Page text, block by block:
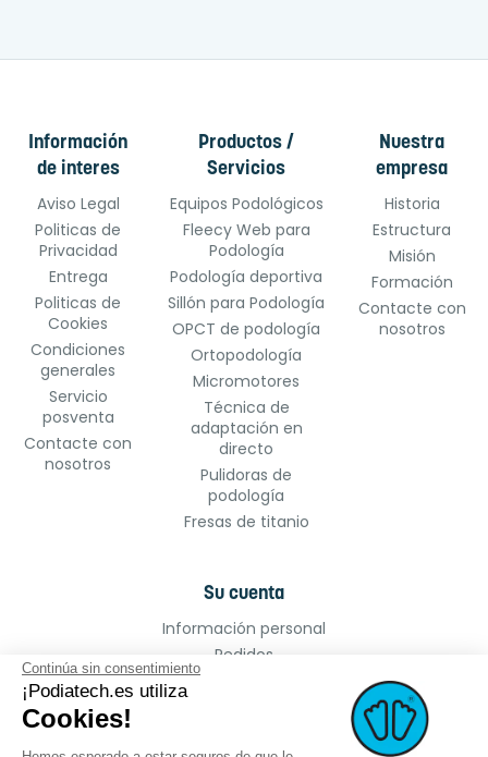
Información
de interes
Aviso Legal
Politicas de
Privacidad
Entrega
Politicas de
Cookies
Condiciones
generales
Servicio
posventa
Contacte con
nosotros
Productos /
Servicios
Equipos Podológicos
Fleecy Web para
Podología
Podología deportiva
Sillón para Podología
OPCT de podología
Ortopodología
Micromotores
Técnica de
adaptación en
directo
Pulidoras de
podología
Fresas de titanio
Nuestra
empresa
Historia
Estructura
Misión
Formación
Contacte con
nosotros
Su cuenta
Información personal
Pedidos
Facturas por abono
Continúa sin consentimiento
¡Podiatech.es utiliza
Cookies!